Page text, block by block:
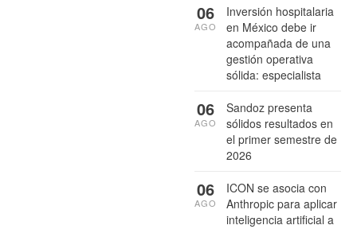
Inversión hospitalaria
en México debe ir
acompañada de una
gestión operativa
sólida: especialista
06
AGO
Sandoz presenta
sólidos resultados en
el primer semestre de
2026
06
AGO
ICON se asocia con
Anthropic para aplicar
inteligencia artificial a
06
AGO